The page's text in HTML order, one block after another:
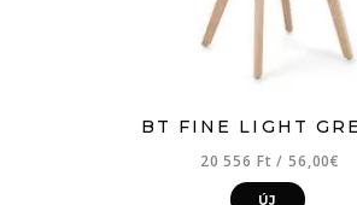
BT FINE LIGHT
20 556 Ft/ 56,00€
ÚJ